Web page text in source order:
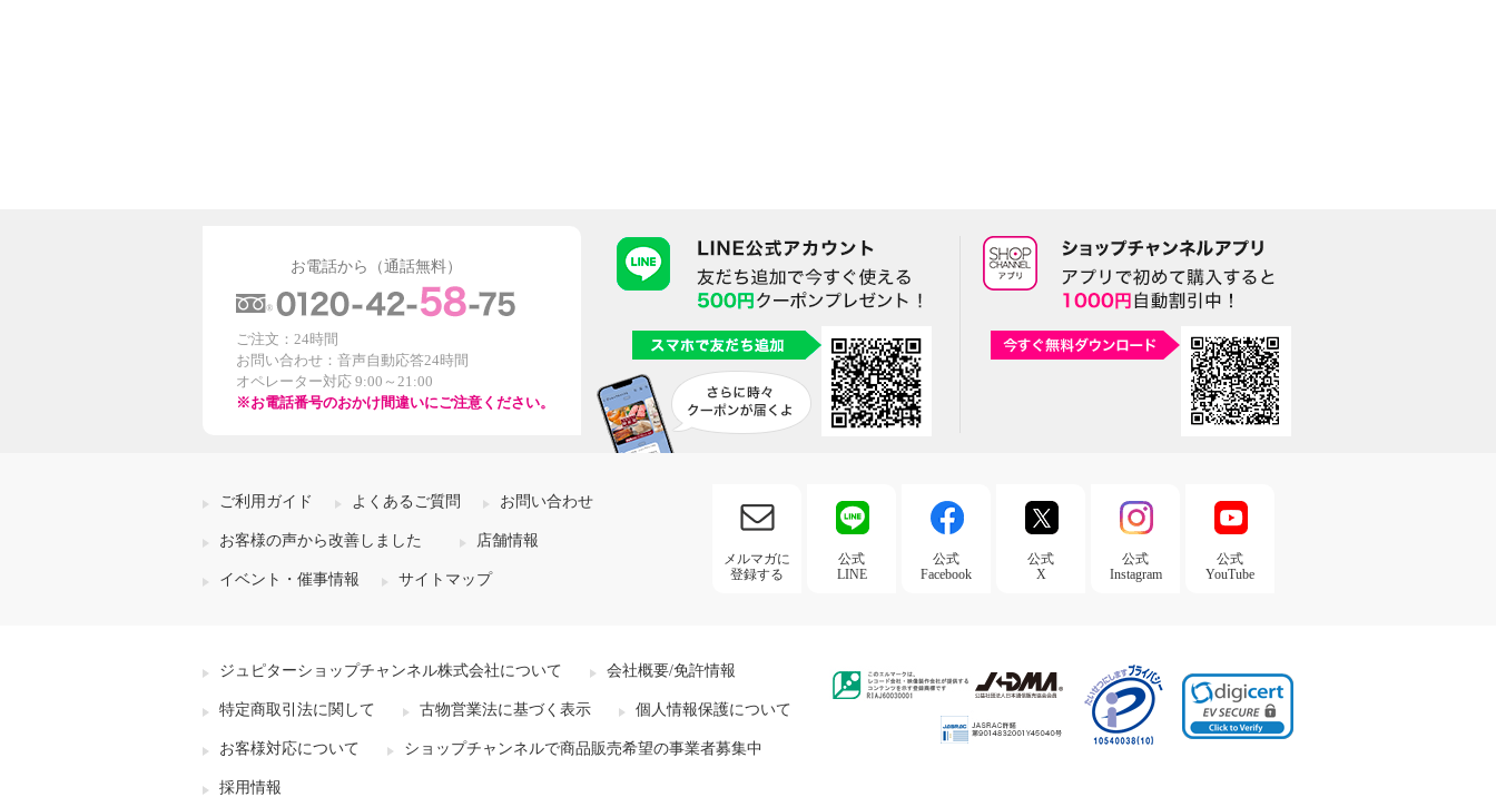
お電話から（通話無料）
ご注文：24時間
お問い合わせ：音声自動応答24時間
オペレーター対応 9:00～21:00
※お電話番号のおかけ間違いにご注意ください。
ご利用ガイド よくあるご質問 お問い合わせ
お客様の声から改善しました 店舗情報
イベント・催事情報 サイトマップ
メルマガに
登録する
公式
LINE
公式
Facebook
公式
X
公式
Instagram
公式
YouTube
ジュピターショップチャンネル株式会社について 会社概要/免許情報
特定商取引法に関して 古物営業法に基づく表示 個人情報保護について
お客様対応について ショップチャンネルで商品販売希望の事業者募集中
採用情報